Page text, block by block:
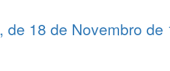
de 18 de Novembro de